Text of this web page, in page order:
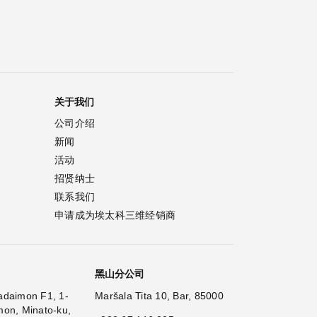
关于我们
公司介绍
新闻
活动
招贤纳士
联系我们
申请成为埃太科三维经销商
F1, 1-
Minato-ku,
黑山分公司
Maršala Tita 10, Bar, 85000